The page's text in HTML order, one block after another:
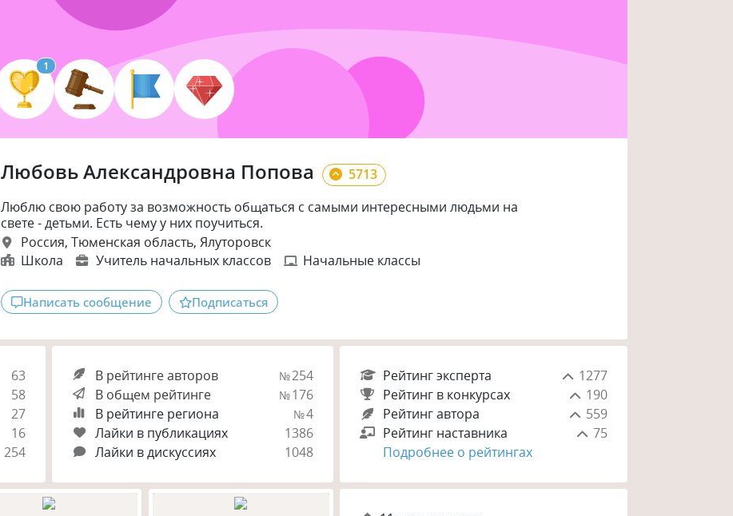
1
Любовь Александровна Попова
5713
Люблю свою работу за возможность общаться с самыми интересными людьми на
свете - детьми. Есть чему у них поучиться.
Россия, Тюменская область, Ялуторовск
Школа
Учитель начальных классов Начальные классы
Написать сообщение Подписаться
63
58
27
16
254
В рейтинге авторов №254
В общем рейтинге
№176
В рейтинге региона
№4
Лайки в публикациях
1386
Лайки в дискуссиях
1048
Рейтинг эксперта
1277
Рейтинг в конкурсах
190
Рейтинг автора
559
Рейтинг наставника
75
Подробнее о рейтингах